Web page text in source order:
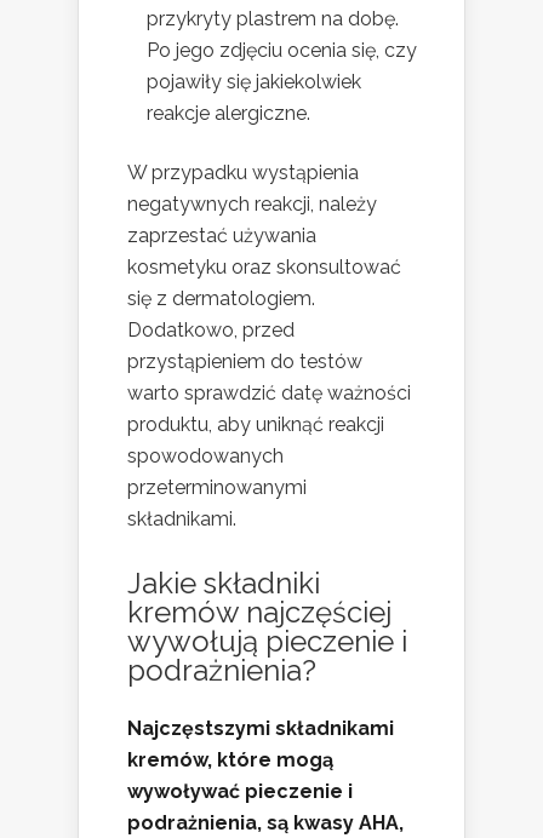
przykryty plastrem na dobę.
Po jego zdjęciu ocenia się, czy
pojawiły się jakiekolwiek
reakcje alergiczne.
W przypadku wystąpienia
negatywnych reakcji, należy
zaprzestać używania
kosmetyku oraz skonsultować
się z dermatologiem.
Dodatkowo, przed
przystąpieniem do testów
warto sprawdzić datę ważności
produktu, aby uniknąć reakcji
spowodowanych
przeterminowanymi
składnikami.
Jakie składniki
kremów najczęściej
wywołują pieczenie i
podrażnienia?
Najczęstszymi składnikami
kremów, które mogą
wywoływać pieczenie i
podrażnienia, są kwasy AHA,